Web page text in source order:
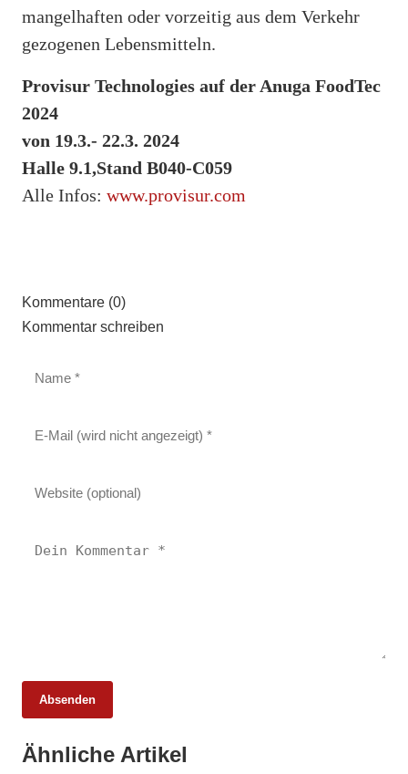
mangelhaften oder vorzeitig aus dem Verkehr
gezogenen Lebensmitteln.
Provisur Technologies auf der Anuga FoodTec
2024
von 19.3.- 22.3. 2024
Halle 9.1,Stand B040-C059
Alle Infos: www.provisur.com
Kommentare (0)
Kommentar schreiben
Absenden
Ähnliche Artikel
Kalle Austria: Wenn die Wursthülle zur